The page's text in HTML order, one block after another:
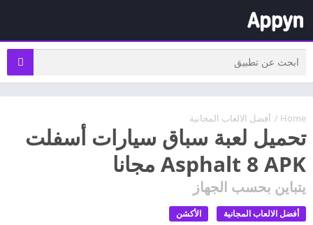
Home
/ أفضل الالعاب المجانية
تحميل لعبة سباق سيارات أسفلت
Asphalt 8 APK مجانا
يتباين بحسب الجهاز
أفضل الالعاب المجانية الأكشن